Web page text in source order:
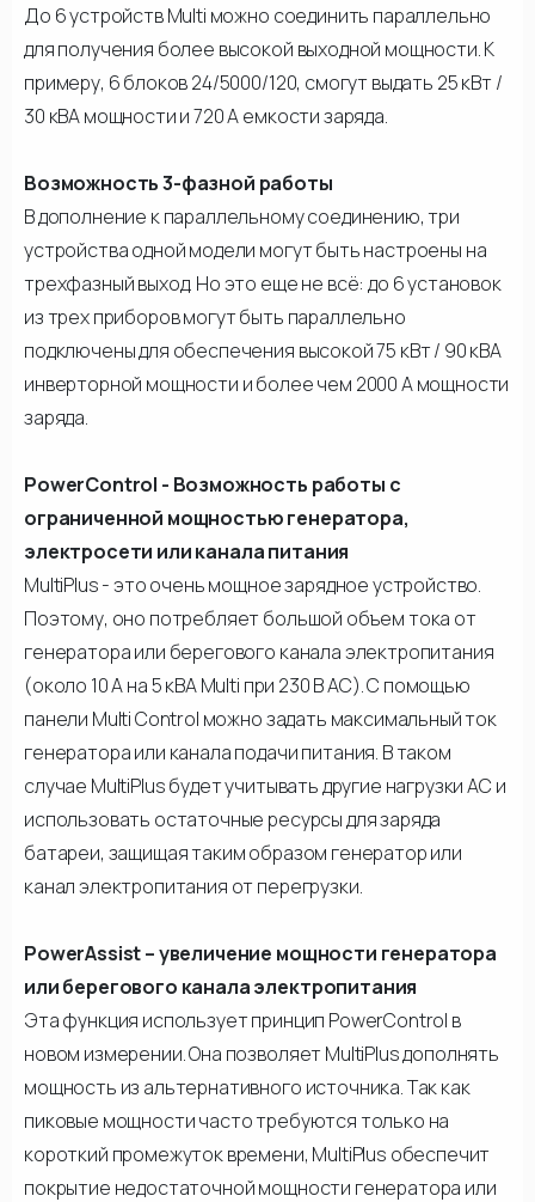
До 6 устройств Multi можно соединить параллельно
для получения более высокой выходной мощности. К
примеру, 6 блоков 24/5000/120, смогут выдать 25 кВт /
30 кВА мощности и 720 А емкости заряда.
Возможность 3-фазной работы
В дополнение к параллельному соединению, три
устройства одной модели могут быть настроены на
трехфазный выход. Но это еще не всё: до 6 установок
из трех приборов могут быть параллельно
подключены для обеспечения высокой 75 кВт / 90 кВА
инверторной мощности и более чем 2000 А мощности
заряда.
PowerControl - Возможность работы с
ограниченной мощностью генератора,
электросети или канала питания
MultiPlus - это очень мощное зарядное устройство.
Поэтому, оно потребляет большой объем тока от
генератора или берегового канала электропитания
(около 10 А на 5 кВА Multi при 230 В AC). С помощью
панели Multi Control можно задать максимальный ток
генератора или канала подачи питания. В таком
случае MultiPlus будет учитывать другие нагрузки AC и
использовать остаточные ресурсы для заряда
батареи, защищая таким образом генератор или
канал электропитания от перегрузки.
PowerAssist – увеличение мощности генератора
или берегового канала электропитания
Эта функция использует принцип PowerControl в
новом измерении. Она позволяет MultiPlus дополнять
мощность из альтернативного источника. Так как
пиковые мощности часто требуются только на
короткий промежуток времени, MultiPlus обеспечит
покрытие недостаточной мощности генератора или